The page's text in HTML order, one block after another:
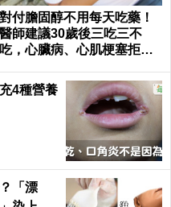
對付膽固醇不用每天吃藥！
醫師建議30歲後三吃三不
吃，心臟病、心肌梗塞拒門
4種營養
「漂